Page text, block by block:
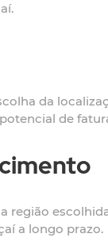
da
de
região
a longo prazo.